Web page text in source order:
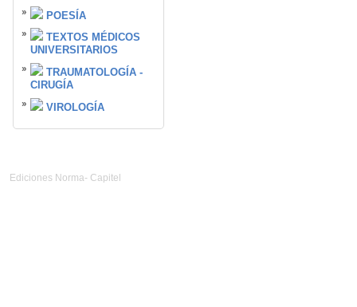
POESÍA
TEXTOS MÉDICOS
UNIVERSITARIOS
TRAUMATOLOGÍA -
CIRUGÍA
VIROLOGÍA
Ediciones Norma- Capitel